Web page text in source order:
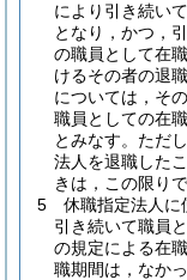
により引き続い
となり，かつ，
の職員として在
けるその者の退
については，そ
職員としての在
とみなす。 ただ
法人を退職した
きは，この限りで
5
休職指定法人に
引き続いて職員
の規定による在
職期間は，なか